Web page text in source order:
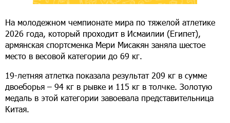
На молодежном чемпионате мира по тяжелой атлетике
2026 года, который проходит в Исмаилии (Египет),
армянская спортсменка Мери Мисакян заняла шестое
место в весовой категории до 69 кг.
19-летняя атлетка показала результат 209 кг в сумме
двоеборья – 94 кг в рывке и 115 кг в толчке. Золотую
медаль в этой категории завоевала представительница
Китая.